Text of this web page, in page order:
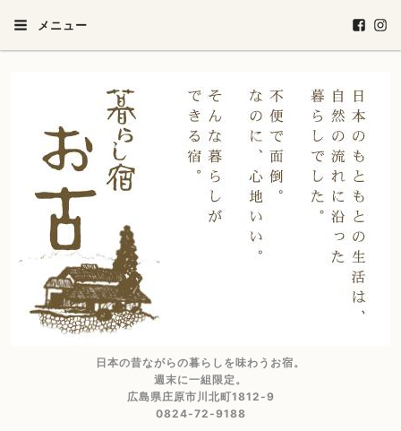
メニュー
日本の昔ながらの暮らしを味わうお宿。
週末に一組限定。
広島県庄原市川北町1812-9
0824-72-9188